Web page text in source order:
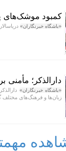
کمبود موشک‌های
«باشگاه خبرنگاران»
دارالذکر؛ مأمنی
«باشگاه خبرنگاران»
زبان‌ها و فرهنگ‌های مختلف